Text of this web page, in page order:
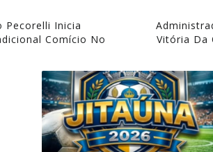
Pecorelli Inicia
Comício No
Vitória Da